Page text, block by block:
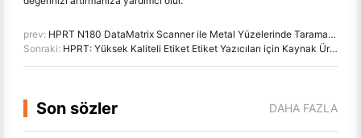
prev: HPRT N180 DataMatrix Scanner ile Metal Yüzelerinde Tarama Çözümlerini çözür
Sonraki: HPRT: Yüksek Kaliteli Etiket Etiket Yazıcıları için Kaynak Üreticiniz
Son sözler DAHA FAZLA